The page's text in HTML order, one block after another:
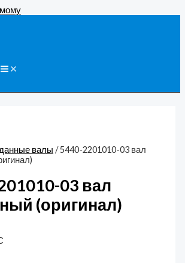
валы / 5440-2201010-03 вал
03 вал
(оригинал)